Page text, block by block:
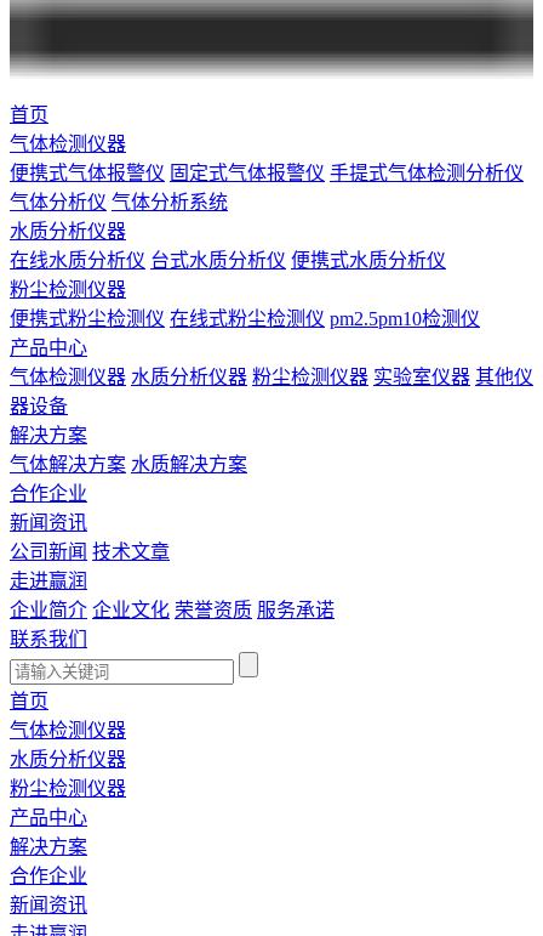
首页
气体检测仪器
便携式气体报警仪 固定式气体报警仪 手提式气体检测分析仪
气体分析仪 气体分析系统
水质分析仪器
在线水质分析仪 台式水质分析仪 便携式水质分析仪
粉尘检测仪器
便携式粉尘检测仪 在线式粉尘检测仪 pm2.5pm10检测仪
产品中心
气体检测仪器 水质分析仪器 粉尘检测仪器 实验室仪器 其他仪
器设备
解决方案
气体解决方案 水质解决方案
合作企业
新闻资讯
公司新闻 技术文章
走进赢润
企业简介 企业文化 荣誉资质 服务承诺
联系我们
首页
气体检测仪器
水质分析仪器
粉尘检测仪器
产品中心
解决方案
合作企业
新闻资讯